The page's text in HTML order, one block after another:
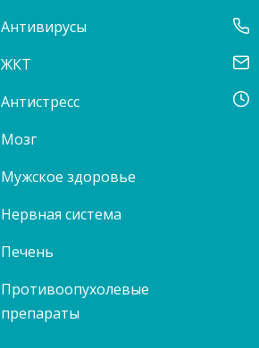
Антивирусы
ЖКТ
Антистресс
Мозг
Мужское здоровье
Нервная система
Печень
Противоопухолевые
препараты